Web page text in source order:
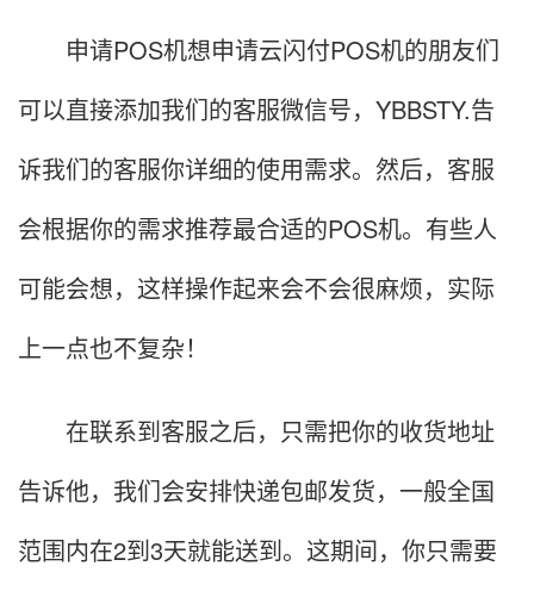
申请POS机想申请云闪付POS机的朋友们
可以直接添加我们的客服微信号，YBBSTY.告
诉我们的客服你详细的使用需求。然后，客服
会根据你的需求推荐最合适的POS机。有些人
可能会想，这样操作起来会不会很麻烦，实际
上一点也不复杂！
在联系到客服之后，只需把你的收货地址
告诉他，我们会安排快递包邮发货，一般全国
范围内在2到3天就能送到。这期间，你只需要